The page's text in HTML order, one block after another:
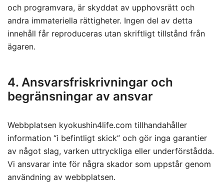
och programvara, är skyddat av upphovsrätt och
andra immateriella rättigheter. Ingen del av detta
innehåll får reproduceras utan skriftligt tillstånd från
ägaren.
4. Ansvarsfriskrivningar och
begränsningar av ansvar
Webbplatsen kyokushin4life.com tillhandahåller
information “i befintligt skick” och gör inga garantier
av något slag, varken uttryckliga eller underförstådda.
Vi ansvarar inte för några skador som uppstår genom
användning av webbplatsen.